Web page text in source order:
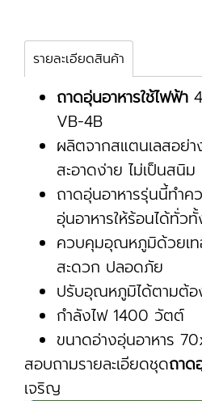
รายละเอียดสินค้า
ถาดอุ่นอาหารใช้ไฟฟ้า
VB-4B
ผลิตจากสแตนเลสอย่
สะอาดง่าย ไม่เป็นสนิม
ถาดอุ่นอาหารรุ่นนี้ทำ
อุ่นอาหารให้ร้อนได้ทั่ว
ควบคุมอุณหภูมิด้วยเท
สะดวก ปลอดภัย
ปรับอุณหภูมิได้ตามต้อ
กำลังไฟ 1400 วัตต์
ขนาดอ่างอุ่นอาหาร
สอบถามรายละเอียดชุดถาด
เจริญ